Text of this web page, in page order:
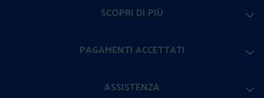
SCOPRI DI PIÙ
PAGAMENTI ACCETTATI
ASSISTENZA